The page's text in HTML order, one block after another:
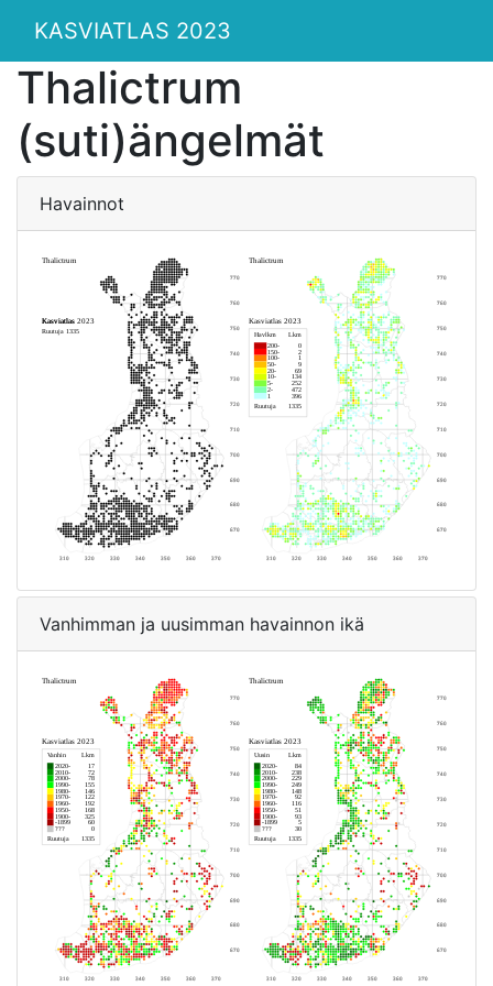
KASVIATLAS 2023
Thalictrum
(suti)ängelmät
Havainnot
Vanhimman ja uusimman havainnon ikä